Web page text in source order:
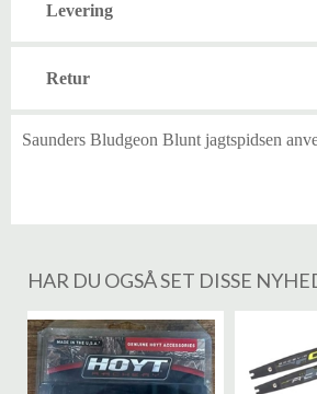
Levering
Retur
Saunders Bludgeon Blunt jagtspidsen
HAR DU OGSÅ SET DISSE